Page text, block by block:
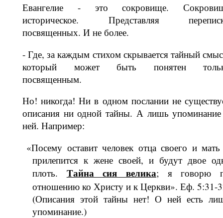
Евангелие - это сокровище.
историческое. Представляя
посвященных. И не более.
- Где, за каждым стихом скрывается тайный
который может быть понятен
посвященным.
Но! никогда! Ни в одном послании не
описания ни одной тайны. А лишь
ней. Например:
«Посему оставит человек отца своего и
прилепится к жене своей, и будут двое
плоть. Тайна сия велика; я говорю
отношению ко Христу и к Церкви». Еф. 5:31-
(Описания этой тайны нет! О ней есть
упоминание.)